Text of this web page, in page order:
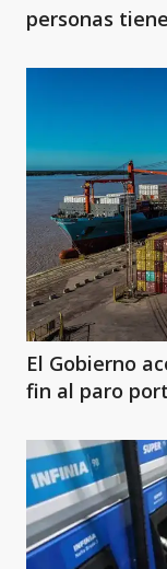
personas
El Gobierno
fin al paro